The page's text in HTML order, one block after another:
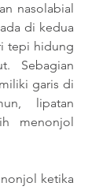
nasolabial
di kedua
tepi hidung
Sebagian
garis di
lipatan
menonjol
ketika